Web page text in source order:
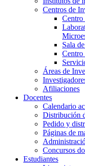
Centros de
Centro
Sala
Centro
Áreas de
Afiliaciones
Docentes
Calendario
Distribución
Pedido y
Páginas de
Concursos
Estudiantes